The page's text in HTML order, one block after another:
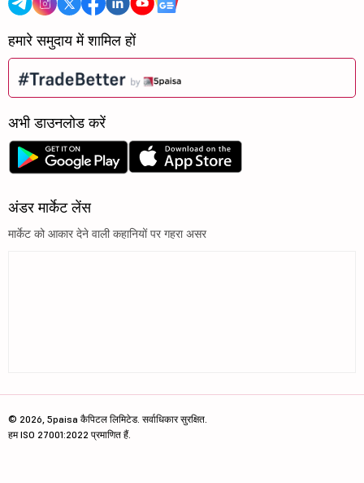
हमारे समुदाय में शामिल हों
अभी डाउनलोड करें
अंडर मार्केट लेंस
मार्केट को आकार देने वाली कहानियों पर गहरा असर
© 2026, 5paisa कैपिटल लिमिटेड. सर्वाधिकार सुरक्षित.
हम ISO 27001:2022 प्रमाणित हैं.